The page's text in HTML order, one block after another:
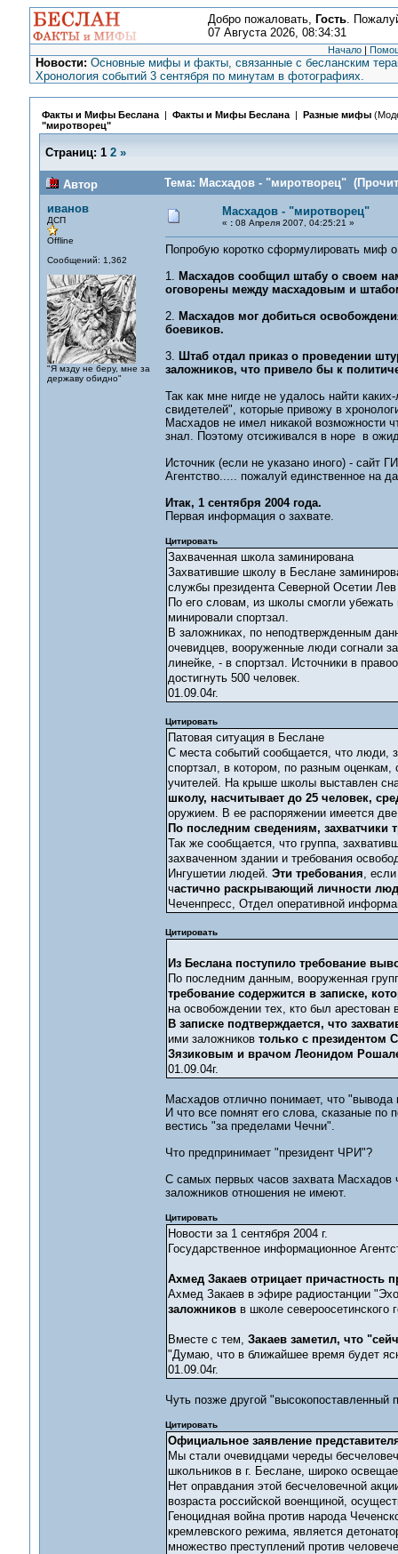
Добро пожаловать, Гость.
07 Августа 2026, 08:34:31
Начало |
Новости: Основные мифы и факты, связанные с бесланским
Хронология событий 3 сентября по минутам в фотографиях.
Факты и Мифы Беслана| Факты и Мифы Беслана| Разные мифы
"миротворец"
Страниц: 1 2 »
Автор
Тема: Масхадов - "миротворец"
иванов
ДСП
Offline
Сообщений: 1,362
"Я мзду не беру, мне за
державу обидно"
Масхадов - "миротворец"
« :08 Апреля 2007, 04:25:21 »
Попробую коротко сформулировать миф
1. Масхадов сообщил штабу о своем
оговорены между масхадовым и
2. Масхадов мог добиться
боевиков.
3. Штаб отдал приказ о проведении
заложников, что привело бы к
Так как мне нигде не удалось найти
свидетелей", которые привожу в
Масхадов не имел никакой возможности
знал. Поэтому отсиживался в норе в
Источник (если не указано иного) -
Агентство..... пожалуй единственное на
Итак, 1 сентября 2004 года.
Первая информация о захвате.
Цитировать
Захваченная школа заминирована
Захватившие школу в Беслане
службы президента Северной Осетии Лев
По его словам, из школы смогли убежать
минировали спортзал.
В заложниках, по неподтвержденным
очевидцев, вооруженные люди согнали
линейке, - в спортзал. Источники в
достигнуть 500 человек.
01.09.04г.
Цитировать
Патовая ситуация в Беслане
С места событий сообщается, что люди,
спортзал, в котором, по разным
учителей. На крыше школы выставлен
школу, насчитывает до 25 человек,
оружием. В ее распоряжении имеется две
По последним сведениям, захватчики
Так же сообщается, что группа,
захваченном здании и требования
Ингушетии людей. Эти требования,
частично раскрывающий личности
Чеченпресс, Отдел оперативной
Цитировать
Из Беслана поступило требование
По последним данным, вооруженная
требование содержится в записке,
на освобождении тех, кто был
В записке подтверждается, что
ими заложников только с президентом
Зязиковым и врачом Леонидом
01.09.04г.
Масхадов отлично понимает, что "вывода
И что все помнят его слова, сказаные по
вестись "за пределами Чечни".
Что предпринимает "президент ЧРИ"?
С самых первых часов захвата Масхадов
заложников отношения не имеют.
Цитировать
Новости за 1 сентября 2004 г.
Государственное информационное
Ахмед Закаев отрицает причастность
Ахмед Закаев в эфире радиостанции
заложников в школе североосетинского
Вместе с тем, Закаев заметил, что
"Думаю, что в ближайшее время будет
01.09.04г.
Чуть позже другой
Цитировать
Официальное заявление
Мы стали очевидцами череды
школьников в г. Беслане, широко
Нет оправдания этой бесчеловечной
возраста российской военщиной,
Геноцидная война против народа
кремлевского режима, является
множество преступлений против